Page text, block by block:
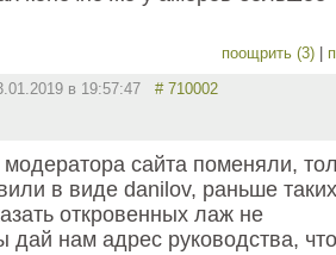
поощрить (3)
в 19:57:47 # 710002
сайта поменяли,
в виде danilov, раньше таких
откровенных лаж не
дай нам адрес руководства,